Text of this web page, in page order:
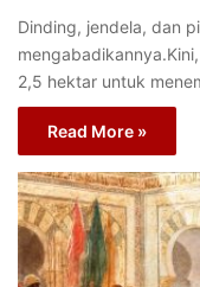
Dinding, jendela, dan
2,5 hektar untuk
Read More »